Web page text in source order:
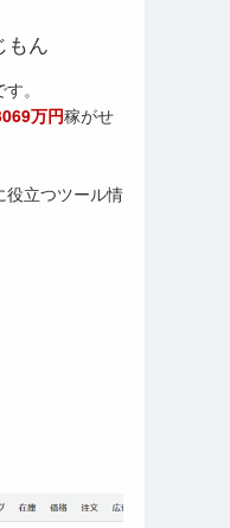
もん
。
万円稼がせ
役立つツール情